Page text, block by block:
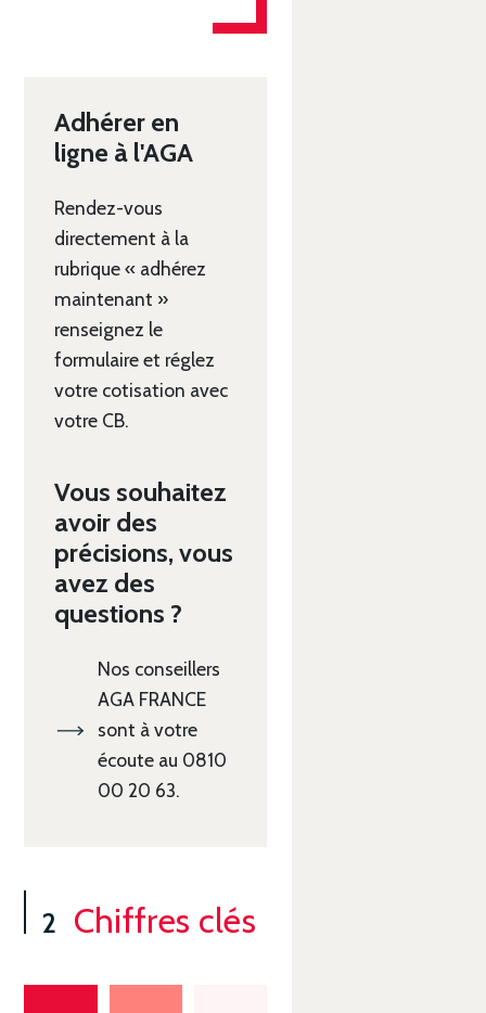
Adhérer en
ligne à l'AGA
Rendez-vous
directement à la
rubrique « adhérez
maintenant »
renseignez le
formulaire et réglez
votre cotisation avec
votre CB.
Vous souhaitez
avoir des
précisions, vous
avez des
questions ?
Nos conseillers
AGA FRANCE
sont à votre
écoute au 0810
00 20 63.
Chiffres clés